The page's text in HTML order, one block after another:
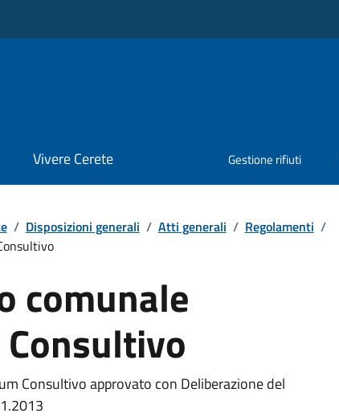
Vivere Cerete Gestione rifiuti
/ Disposizioni generali / Atti generali / Regolamenti /
comunale
Consultivo approvato con Deliberazione del